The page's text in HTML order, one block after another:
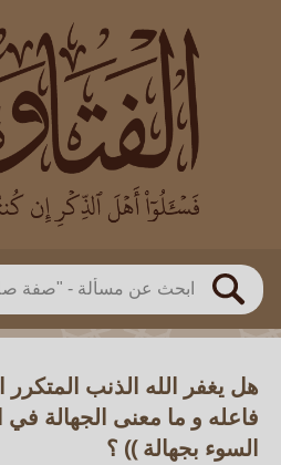
بحث
العالم
بن باز
بن العثيمين
اللجنة الدائمة
هل يغفر الله الذنب
فاعله و ما معنى الجهالة في
السوء بجهالة )) ؟